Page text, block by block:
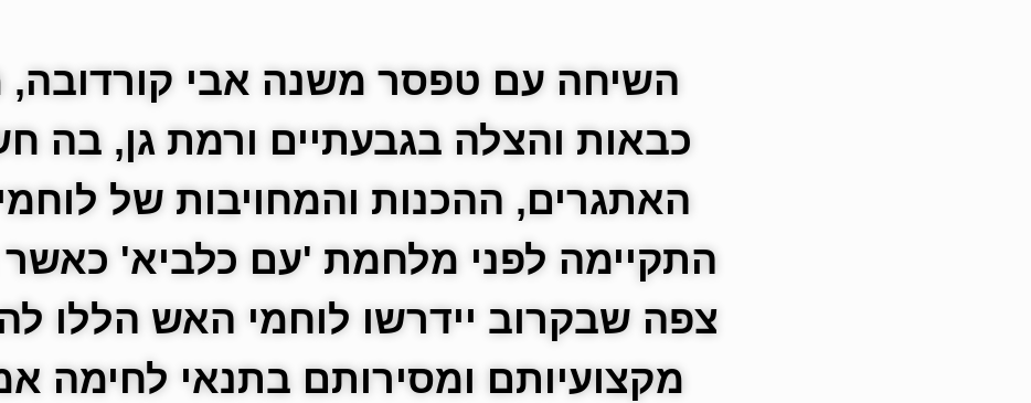
השיחה עם טפסר משנה אבי
כבאות והצלה בגבעתיים ורמת גן, בה
האתגרים, ההכנות והמחויבות של
התקיימה לפני מלחמת 'עם כלביא'
צפה שבקרוב יידרשו לוחמי האש הללו
מקצועיותם ומסירותם בתנאי לחימה